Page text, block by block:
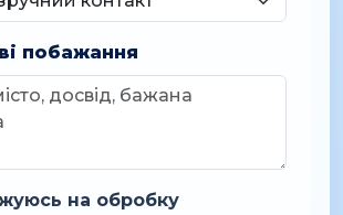
побажання
на обробку